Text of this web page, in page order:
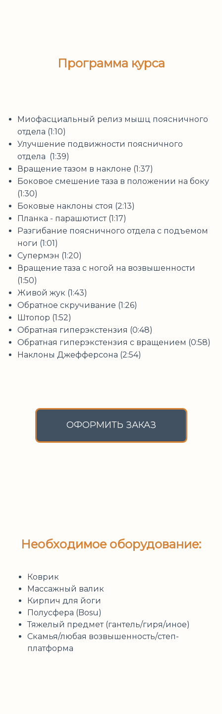
Программа курса
Миофасциальный релиз мышц поясничного
отдела (1:10)
Улучшение подвижности поясничного
отдела (1:39)
Вращение тазом в наклоне (1:37)
Боковое смешение таза в положении на боку
(1:30)
Боковые наклоны стоя (2:13)
Планка - парашютист (1:17)
Разгибание поясничного отдела с подъемом
ноги (1:01)
Супермэн (1:20)
Вращение таза с ногой на возвышенности
(1:50)
Живой жук (1:43)
Обратное скручивание (1:26)
Штопор (1:52)
Обратная гиперэкстензия (0:48)
Обратная гиперэкстензия с вращением (0:58)
Наклоны Джефферсона (2:54)
ОФОРМИТЬ ЗАКАЗ
Необходимое оборудование:
Коврик
Массажный валик
Кирпич для йоги
Полусфера (Bosu)
Тяжелый предмет (гантель/гиря/иное)
Скамья/любая возвышенность/степ-
платформа